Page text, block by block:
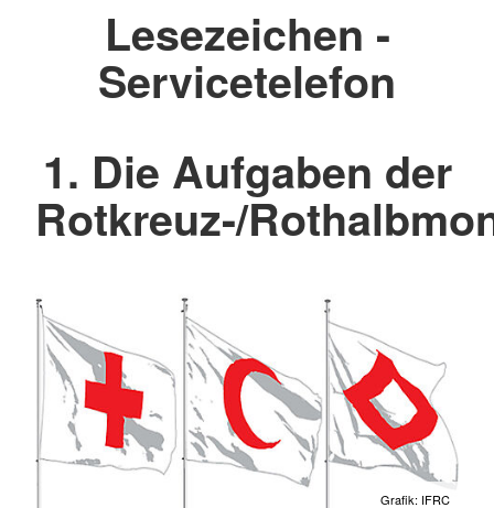
Lesezeichen -
Servicetelefon
1. Die Aufgaben der
Rotkreuz-/
Grafik: IFRC